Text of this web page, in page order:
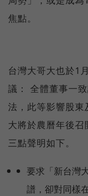
焦點。
台灣大哥大也於1
議： 全體董事一
法，此等影響股
大將於農曆年後
三點聲明如下。
要求「新台灣
譜，卻對同樣